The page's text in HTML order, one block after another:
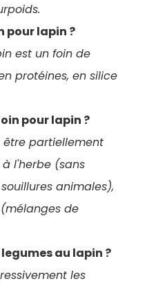
pour lapin ?
est un foin de
protéines, en silice
pour lapin ?
être partiellement
l'herbe (sans
animales),
de
au lapin ?
les